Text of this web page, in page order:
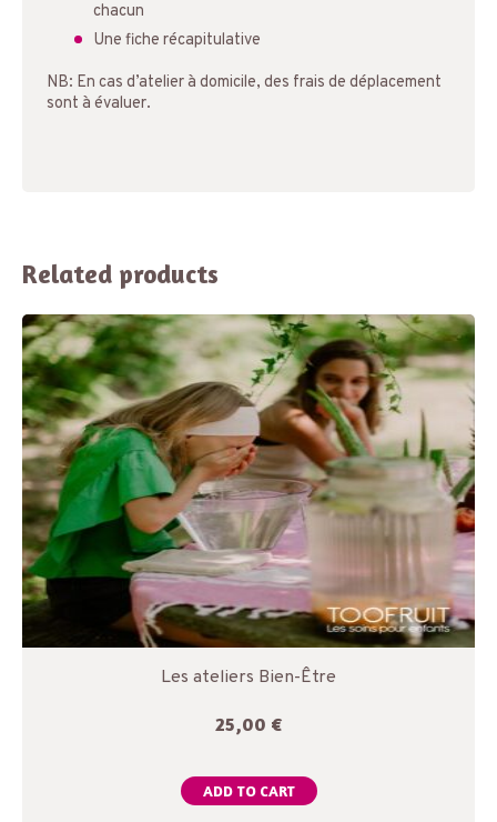
chacun
Une fiche récapitulative
NB: En cas d’atelier à domicile, des frais de déplacement
sont à évaluer.
Related products
Les ateliers Bien-Être
25,00 €
ADD TO CART